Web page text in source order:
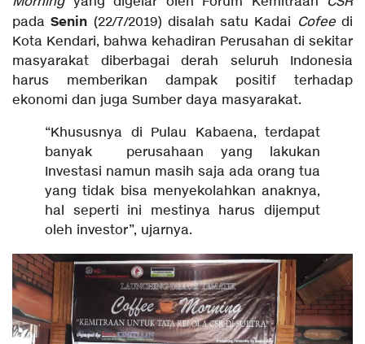
padaSenin (22/7/2019) disalah satu Kadai Cofeedi
Kota Kendari, bahwa kehadiran Perusahan di sekitar
masyarakat diberbagai derah seluruh Indonesia
harus memberikan dampak positif terhadap
ekonomi dan juga Sumber daya masyarakat.
“Khususnya di Pulau Kabaena, terdapat
banyak perusahaan yang lakukan
Investasi namun masih saja ada orang tua
yang tidak bisa menyekolahkan anaknya,
hal seperti ini mestinya harus dijemput
oleh investor”, ujarnya.